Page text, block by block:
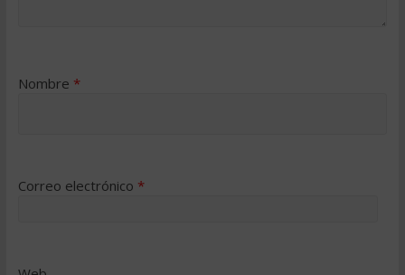
Nombre *
Correo electrónico *